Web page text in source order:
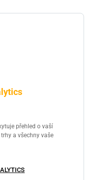
přehled o vaší
a všechny vaše